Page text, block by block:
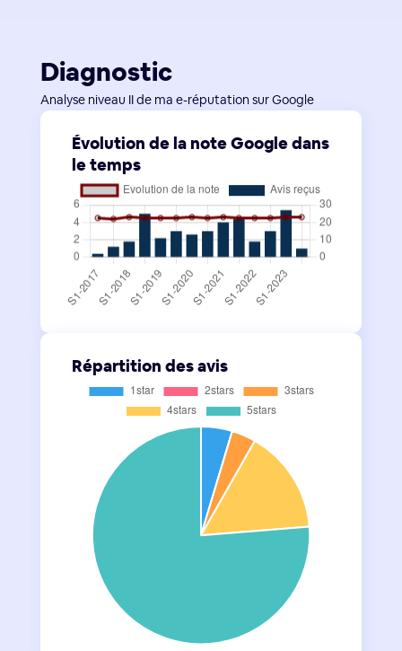
Diagnostic
Analyse niveau II de ma e-réputation sur Google
Évolution de la note Google dans
le temps
Répartition des avis